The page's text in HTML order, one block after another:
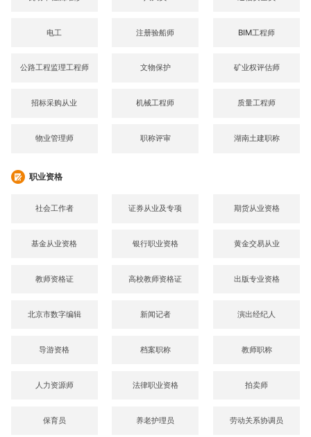
电工 注册验船师 BIM工程师
公路工程监理工程师 文物保护 矿业权评估师
招标采购从业 机械工程师 质量工程师
物业管理师 职称评审 湖南土建职称
职业资格
社会工作者 证券从业及专项 期货从业资格
基金从业资格 银行职业资格 黄金交易从业
教师资格证 高校教师资格证 出版专业资格
北京市数字编辑 新闻记者 演出经纪人
导游资格 档案职称 教师职称
人力资源师 法律职业资格 拍卖师
保育员 养老护理员 劳动关系协调员